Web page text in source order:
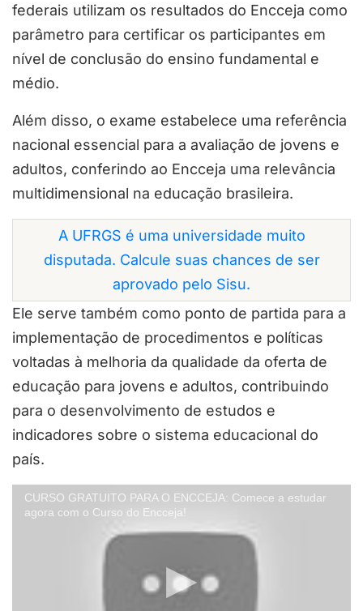
federais utilizam os resultados do Encceja como
parâmetro para certificar os participantes em
nível de conclusão do ensino fundamental e
médio.
Além disso, o exame estabelece uma referência
nacional essencial para a avaliação de jovens e
adultos, conferindo ao Encceja uma relevância
multidimensional na educação brasileira.
A UFRGS é uma universidade muito
disputada. Calcule suas chances de ser
aprovado pelo Sisu.
Ele serve também como ponto de partida para a
implementação de procedimentos e políticas
voltadas à melhoria da qualidade da oferta de
educação para jovens e adultos, contribuindo
para o desenvolvimento de estudos e
indicadores sobre o sistema educacional do
país.
CURSO GRATUITO PARA O ENCCEJA: Comece a estudar
agora com o Curso do Encceja!